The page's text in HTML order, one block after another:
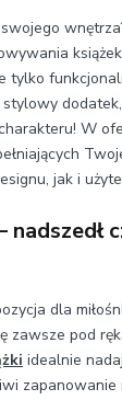
tylko
W
jak i
nadszedł
dla
zawsze pod
idealnie
zapanowanie